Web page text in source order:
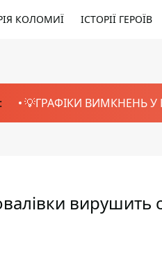
КОЛОМИЇ ІСТОРІЇ ГЕРОЇВ
💡ГРАФІКИ ВИМКНЕНЬ У